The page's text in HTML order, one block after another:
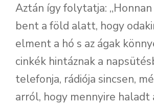
Aztán így folytatja:
bent a föld alatt, hogy
elment a hó s az ágak
cinkék hintáznak a
telefonja, rádiója sincsen,
arról, hogy mennyire haladt